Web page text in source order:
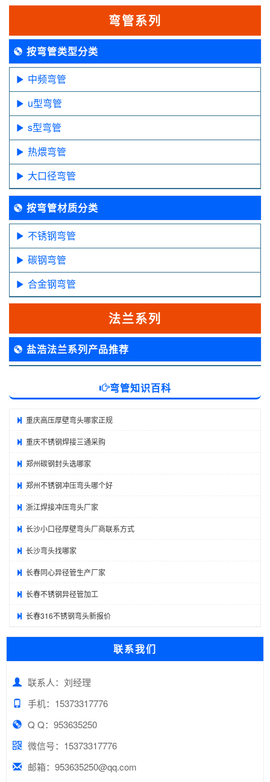
弯管系列
按弯管类型分类
中频弯管
u型弯管
s型弯管
热煨弯管
大口径弯管
按弯管材质分类
不锈钢弯管
碳钢弯管
合金钢弯管
法兰系列
盐浩法兰系列产品推荐
弯管知识百科
重庆高压厚壁弯头哪家正规
重庆不锈钢焊接三通采购
郑州碳钢封头选哪家
郑州不锈钢冲压弯头哪个好
浙江焊接冲压弯头厂家
长沙小口径厚壁弯头厂商联系方式
长沙弯头找哪家
长春同心异径管生产厂家
长春不锈钢异径管加工
长春316不锈钢弯头新报价
联系我们
联系人：刘经理
手机：15373317776
Q Q：953635250
微信号：15373317776
邮箱：953635250@qq.com